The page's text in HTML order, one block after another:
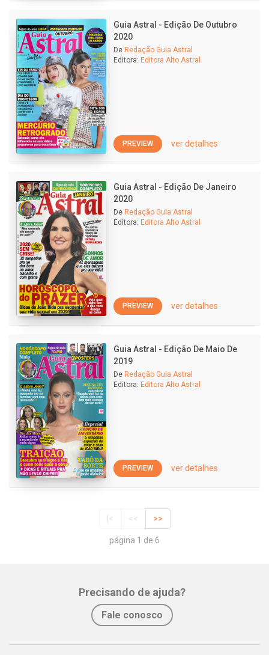
Guia Astral - Edição De Outubro
2020
De Redação Guia Astral
Editora: Editora Alto Astral
PREVIEW ver detalhes
Guia Astral - Edição De Janeiro
2020
De Redação Guia Astral
Editora: Editora Alto Astral
PREVIEW ver detalhes
Guia Astral - Edição De Maio De
2019
De Redação Guia Astral
Editora: Editora Alto Astral
PREVIEW ver detalhes
|< << >>
página 1 de 6
Precisando de ajuda?
Fale conosco